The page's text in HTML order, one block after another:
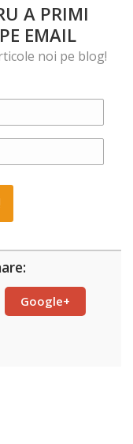
A PRIMI
EMAIL
noi pe blog!
Google+